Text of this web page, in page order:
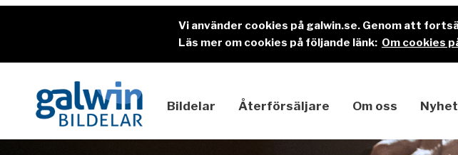
Vi använder cookies på galwin.se. Genom att
Läs mer om cookies på följande länk: Om cookies
Bildelar Återförsäljare Om oss